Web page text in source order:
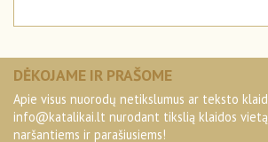
DĖKOJAME IR PRAŠOME
Apie visus nuorodų netikslumus ar teksto
info@katalikai.lt nurodant tikslią klaidos vietą.
naršantiems ir parašiusiems!